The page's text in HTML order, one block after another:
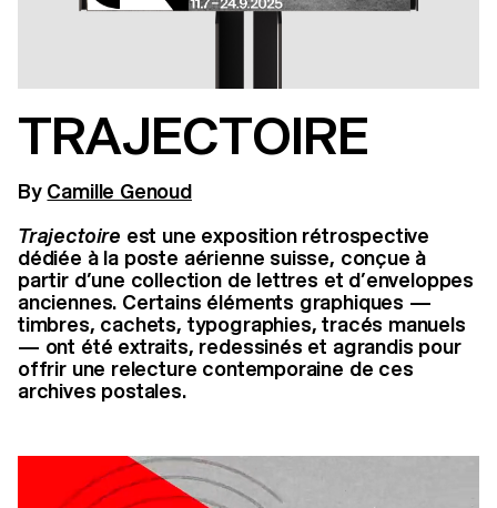
TRAJECTOIRE
By Camille Genoud
Trajectoire est une exposition rétrospective
dédiée à la poste aérienne suisse, conçue à
partir d’une collection de lettres et d’enveloppes
anciennes. Certains éléments graphiques —
timbres, cachets, typographies, tracés manuels
— ont été extraits, redessinés et agrandis pour
offrir une relecture contemporaine de ces
archives postales.